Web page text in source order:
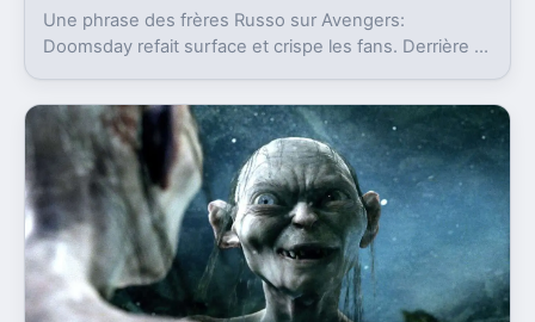
Une phrase des frères Russo sur Avengers:
Doomsday refait surface et crispe les fans. Derrière la